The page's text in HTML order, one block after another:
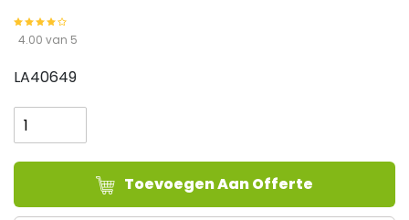
4.00 van 5
LA40649
Cubitron
II
T42,
Ø230x2,5x22,23mm
(25/ds)
Toevoegen Aan Offerte